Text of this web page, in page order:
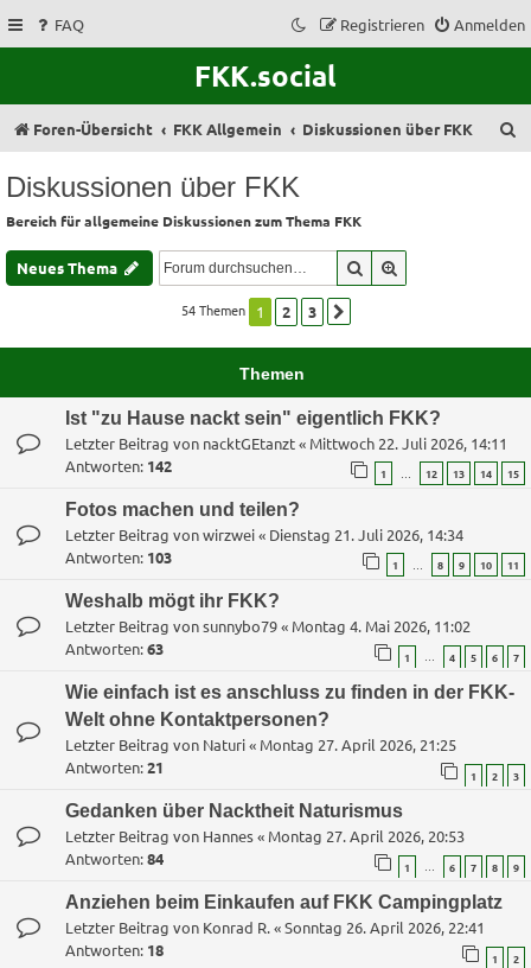
FAQ Anmelden
Registrieren
FKK.social
Foren-Übersicht FKK Allgemein Diskussionen über FKK
Diskussionen über FKK
Bereich für allgemeine Diskussionen zum Thema FKK
Neues Thema Suche
54 Themen 1 2 3
Themen
Ist "zu Hause nackt sein" eigentlich FKK?
Letzter Beitrag von nacktGEtanzt« Mittwoch 22. Juli 2026, 14:11
Antworten: 142 1 … 12 13 14 15
Fotos machen und teilen?
Letzter Beitrag vonwirzwei« Dienstag 21. Juli 2026, 14:34
Antworten: 103 1 … 8 9 10 11
Weshalb mögt ihr FKK?
Letzter Beitrag vonsunnybo79« Montag 4. Mai 2026, 11:02
Antworten:63 1 … 4 5 6 7
Wie einfach ist es anschluss zu finden in der FKK-
Welt ohne Kontaktpersonen?
Letzter Beitrag von Naturi« Montag 27. April 2026, 21:25
Antworten:21 1 2 3
Gedanken über Nacktheit Naturismus
Letzter Beitrag von Hannes« Montag 27. April 2026, 20:53
Antworten:84 1 … 6 7 8 9
Anziehen beim Einkaufen auf FKK Campingplatz
Letzter Beitrag von Konrad R.«Sonntag 26. April 2026, 22:41
Antworten: 18 1 2